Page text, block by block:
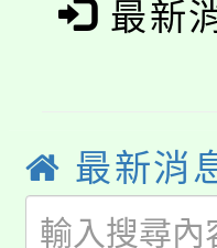
局官網
8月14
開!
115年
最新
最新消